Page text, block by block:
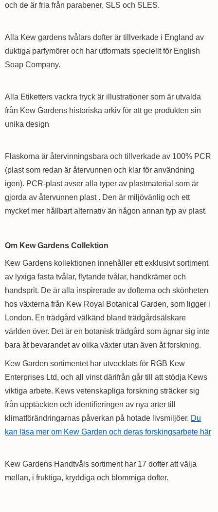
och de är fria från parabener, SLS och SLES.
Alla Kew gardens tvålars dofter är tillverkade i England av
duktiga parfymörer och har utformats speciellt för English
Soap Company.
Alla Etiketters vackra tryck är illustrationer som är utvalda
från Kew Gardens historiska arkiv för att ge produkten sin
unika design
Flaskorna är återvinningsbara och tillverkade av 100% PCR
(plast som redan är återvunnen och klar för användning
igen). PCR-plast avser alla typer av plastmaterial som är
gjorda av återvunnen plast . Den är miljövänlig och ett
mycket mer hållbart alternativ än någon annan typ av plast.
Om Kew Gardens Collektion
Kew Gardens kollektionen innehåller ett exklusivt sortiment
av lyxiga fasta tvålar, flytande tvålar, handkrämer och
handsprit. De är alla inspirerade av dofterna och skönheten
hos växterna från Kew Royal Botanical Garden, som ligger i
London. En trädgård välkänd bland trädgårdsälskare
världen över. Det är en botanisk trädgård som ägnar sig inte
bara åt bevarandet av olika växter utan även åt forskning.
Kew Garden sortimentet har utvecklats för RGB Kew
Enterprises Ltd, och all vinst därifrån går till att stödja Kews
viktiga arbete. Kews vetenskapliga forskning sträcker sig
från upptäckten och identifieringen av nya arter till
klimatförändringarnas påverkan på hotade livsmiljöer. Du
kan läsa mer om Kew Garden och deras forskingsarbete här
Kew Gardens Handtvåls sortiment har 17 dofter att välja
mellan, i fruktiga, kryddiga och blommiga dofter.